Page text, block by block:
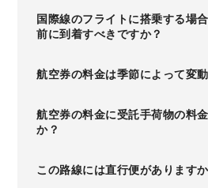
国際線のフライトに搭乗する場
前に到着すべきですか？
航空券の料金は季節によって変
航空券の料金に受託手荷物の料
か？
この路線には直行便があります